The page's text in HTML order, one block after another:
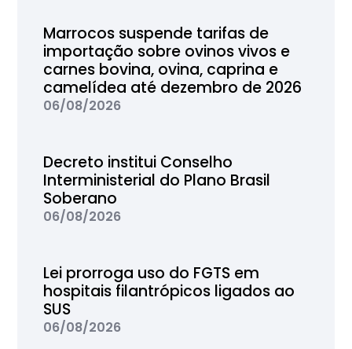
Marrocos suspende tarifas de
importação sobre ovinos vivos e
carnes bovina, ovina, caprina e
camelídea até dezembro de 2026
06/08/2026
Decreto institui Conselho
Interministerial do Plano Brasil
Soberano
06/08/2026
Lei prorroga uso do FGTS em
hospitais filantrópicos ligados ao
SUS
06/08/2026